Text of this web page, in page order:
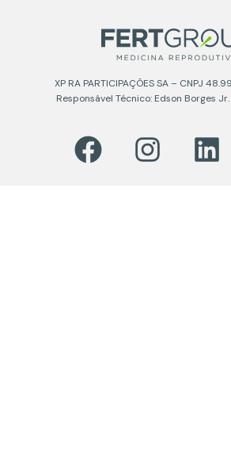
XP RA PARTICIPAÇÕES SA – CNPJ
Responsável Técnico: Edson Borges